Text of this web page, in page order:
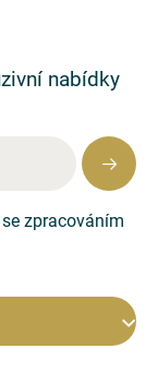
nabídky
zpracováním